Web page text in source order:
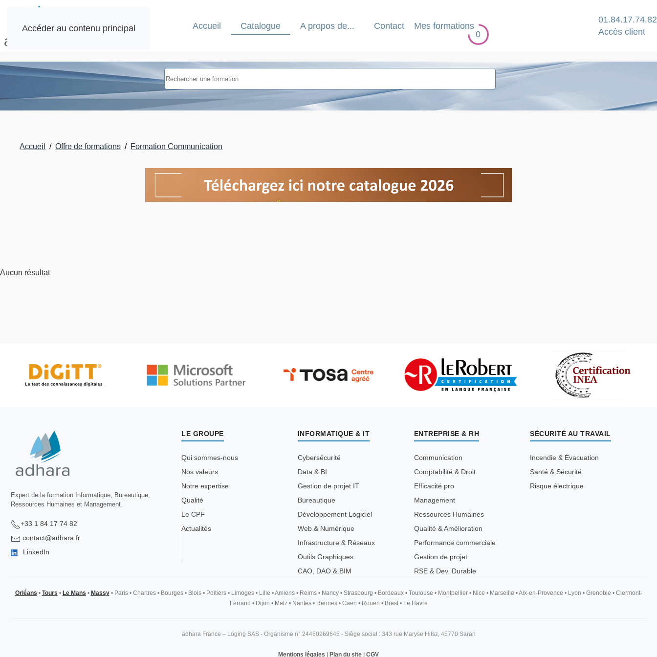
Accéder au contenu principal Accueil Catalogue A propos de... Contact
Mes formations
0
01.84.17.74.82
Accès client
Accueil Offre de formations Formation Communication
Aucun résultat
Expert de la formation Informatique, Bureautique,
Ressources Humaines et Management.
+33 1 84 17 74 82
contact@adhara.fr
LinkedIn
LE GROUPE
Qui sommes-nous
Nos valeurs
Notre expertise
Qualité
Le CPF
Actualités
INFORMATIQUE & IT
Cybersécurité
Data & BI
Gestion de projet IT
Bureautique
Développement Logiciel
Web & Numérique
Infrastructure & Réseaux
Outils Graphiques
CAO, DAO & BIM
ENTREPRISE & RH
Communication
Comptabilité & Droit
Efficacité pro
Management
Ressources Humaines
Qualité & Amélioration
Performance commerciale
Gestion de projet
RSE & Dev. Durable
SÉCURITÉ AU TRAVAIL
Incendie & Évacuation
Santé & Sécurité
Risque électrique
Orléans • Tours • Le Mans • Massy •Paris •Chartres •Bourges •Blois •Poitiers •Limoges •Lille •Amiens •Reims •Nancy •Strasbourg •Bordeaux •Toulouse •Montpellier •Nice •Marseille •Aix-en-Provence •Lyon •Grenoble •Clermont-
Ferrand •Dijon •Metz •Nantes •Rennes •Caen •Rouen •Brest•Le Havre
adhara France – Loging SAS - Organisme n° 24450269645 - Siège social : 343 rue Maryse Hilsz, 45770 Saran
Mentions légales Plan du site CGV